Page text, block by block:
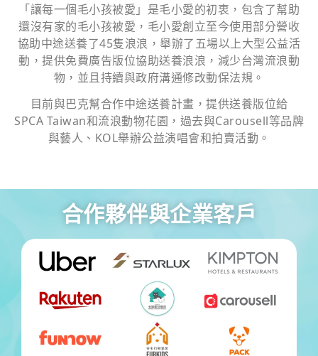
「讓每一個毛小孩被愛」是毛小愛的初衷，包含了幫助
還沒有家的毛小孩被愛，毛小愛創立至今使用部分營收
協助中途送養了45隻浪浪，舉辦了五場以上大型公益活
動，提供免費廣告版位協助送養浪浪，減少台灣流浪動
物，並且持續與政府溝通修改動保法規。
目前與巴克幫合作中途送養計畫，提供送養版位給
SPCA Taiwan和流浪動物花園，過去與Carousell等品牌
與藝人、KOL舉辦公益演唱會和拍賣活動。
合作夥伴與企業客戶